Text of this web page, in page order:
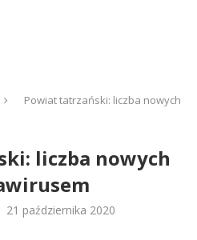
Powiat tatrzański: liczba nowych
liczba nowych
21 października 2020